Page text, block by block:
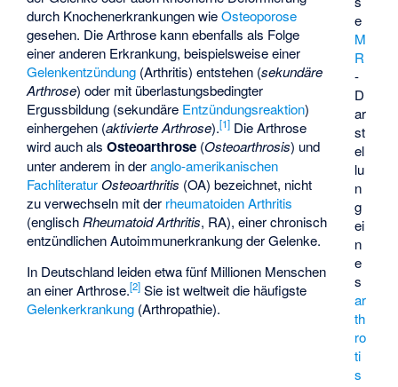
e
M
R
-
D
ar
st
el
lu
n
g
ei
n
e
s
ar
th
ro
ti
s
durch Knochenerkrankungen wieOsteoporose
gesehen. Die Arthrose kann ebenfalls als Folge
einer anderen Erkrankung, beispielsweise einer
Gelenkentzündung (Arthritis) entstehen (sekundäre
Arthrose) oder mit überlastungsbedingter
Ergussbildung (sekundäre Entzündungsreaktion)
einhergehen (aktivierte Arthrose).[1] Die Arthrose
wird auch alsOsteoarthrose (Osteoarthrosis) und
unter anderem in deranglo-amerikanischen
Fachliteratur Osteoarthritis (OA) bezeichnet, nicht
zu verwechseln mit der rheumatoiden Arthritis
(englisch Rheumatoid Arthritis, RA), einer chronisch
entzündlichen Autoimmunerkrankung der Gelenke.
In Deutschland leiden etwa fünf Millionen Menschen
an einer Arthrose.[2] Sie ist weltweit die häufigste
Gelenkerkrankung (Arthropathie).